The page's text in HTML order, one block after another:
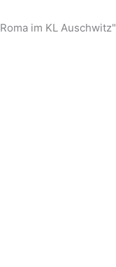
im KL Auschwitz"